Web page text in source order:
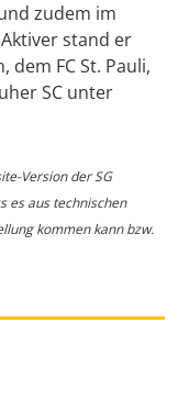
zudem im
stand er
dem FC St. Pauli,
SC unter
Version der SG
es aus technischen
kommen kann bzw.